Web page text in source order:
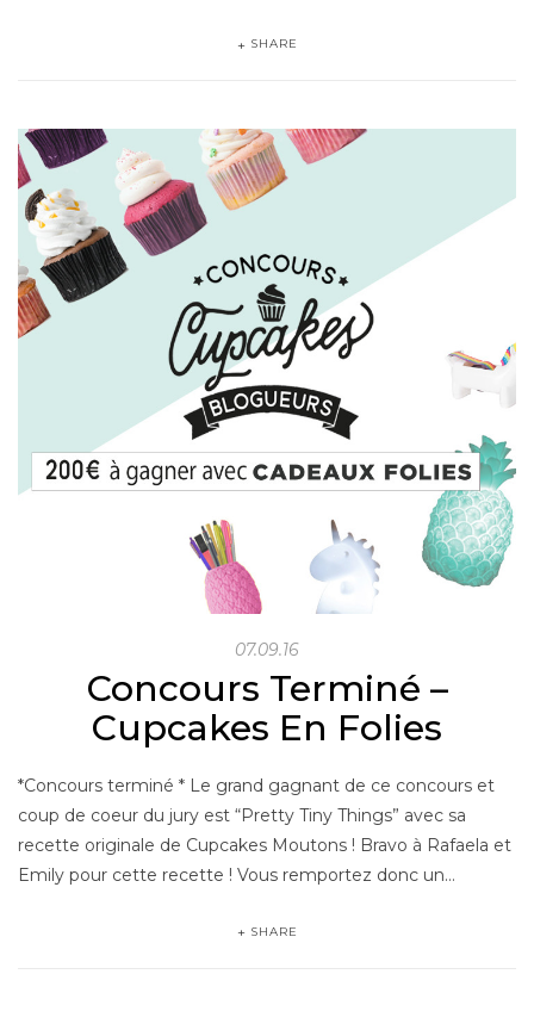
SHARE
07.09.16
Concours Terminé –
Cupcakes En Folies
*Concours terminé * Le grand gagnant de ce concours et
coup de coeur du jury est “Pretty Tiny Things” avec sa
recette originale de Cupcakes Moutons ! Bravo à Rafaela et
Emily pour cette recette ! Vous remportez donc un…
SHARE